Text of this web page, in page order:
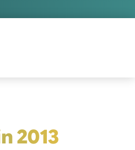
2013